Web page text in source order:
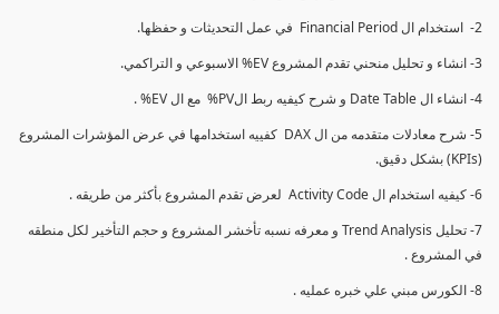
2- استخدام ال Financial Period في عمل التحديثات و حفظها.
3- انشاء و تحليل منحني تقدم المشروع EV% الاسبوعي و التراكمي.
4- انشاء ال Date Table و شرح كيفيه ربط الPV% مع ال EV% .
5- شرح معادلات متقدمه من ال DAX كفييه استخدامها في عرض المؤشرات المشروع
(KPIs) بشكل دقيق.
6- كيفيه استخدام ال Activity Code لعرض تقدم المشروع بأكثر من طريقه .
7- تحليل Trend Analysis و معرفه نسبه تأخشر المشروع و حجم التأخير لكل منطقه
في المشروع .
8- الكورس مبني علي خبره عمليه .